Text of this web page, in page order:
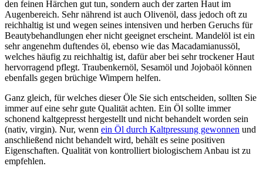
den feinen Härchen gut tun, sondern auch der zarten Haut im
Augenbereich. Sehr nährend ist auch Olivenöl, dass jedoch oft zu
reichhaltig ist und wegen seines intensiven und herben Geruchs für
Beautybehandlungen eher nicht geeignet erscheint. Mandelöl ist ein
sehr angenehm duftendes öl, ebenso wie das Macadamianussöl,
welches häufig zu reichhaltig ist, dafür aber bei sehr trockener Haut
hervorragend pflegt. Traubenkernöl, Sesamöl und Jojobaöl können
ebenfalls gegen brüchige Wimpern helfen.
Ganz gleich, für welches dieser Öle Sie sich entscheiden, sollten Sie
immer auf eine sehr gute Qualität achten. Ein Öl sollte immer
schonend kaltgepresst hergestellt und nicht behandelt worden sein
(nativ, virgin). Nur, wenn ein Öl durch Kaltpressung gewonnen und
anschließend nicht behandelt wird, behält es seine positiven
Eigenschaften. Qualität von kontrolliert biologischem Anbau ist zu
empfehlen.